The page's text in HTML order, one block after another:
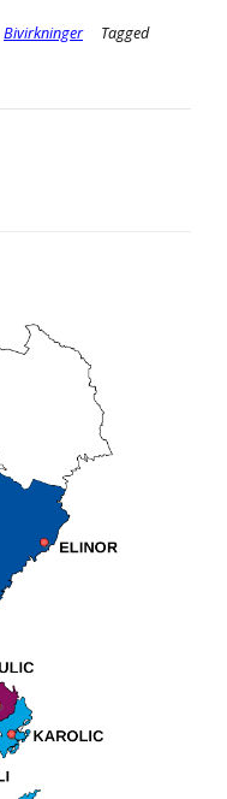
Bivirkninger
Tagged